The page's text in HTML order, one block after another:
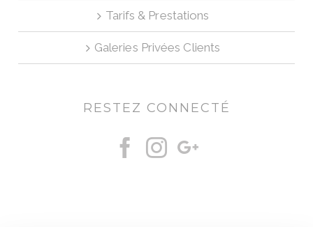
Tarifs & Prestations
Galeries Privées Clients
RESTEZ CONNECTÉ